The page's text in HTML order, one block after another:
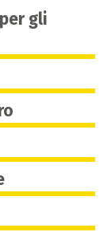
gli